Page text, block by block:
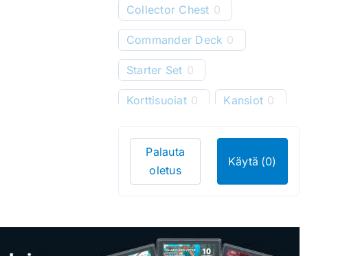
Collector Chest 0
Commander Deck 0
Starter Set 0
Korttisuojat 0 Kansiot 0
Pelimatot 0
Bundle 0
Käytä (0)
Palauta
oletus